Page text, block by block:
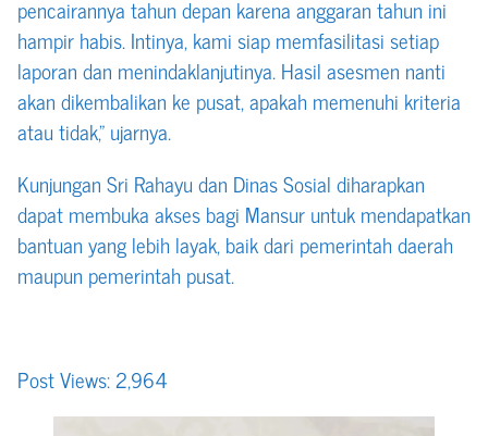
pencairannya tahun depan karena anggaran tahun ini
hampir habis. Intinya, kami siap memfasilitasi setiap
laporan dan menindaklanjutinya. Hasil asesmen nanti
akan dikembalikan ke pusat, apakah memenuhi kriteria
atau tidak,” ujarnya.
Kunjungan Sri Rahayu dan Dinas Sosial diharapkan
dapat membuka akses bagi Mansur untuk mendapatkan
bantuan yang lebih layak, baik dari pemerintah daerah
maupun pemerintah pusat.
Post Views:2,964